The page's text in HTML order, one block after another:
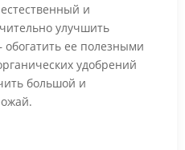
и
улучшить
ее полезными
удобрений
большой и